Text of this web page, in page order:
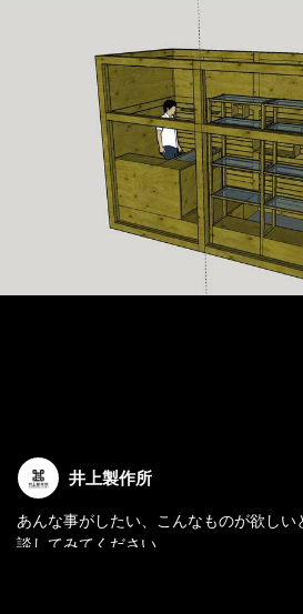
井上製作所
あんな事がしたい、こんなものが欲しい
談してみてください。
LINEで画像なども交えながらご提案い